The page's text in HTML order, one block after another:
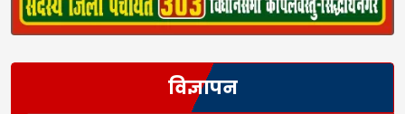
विज्ञापन